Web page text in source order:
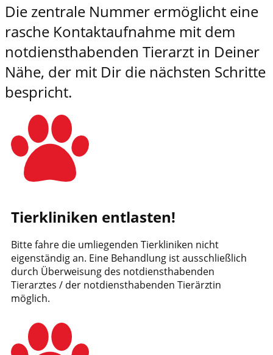
Die zentrale Nummer ermöglicht eine
rasche Kontaktaufnahme mit dem
notdiensthabenden Tierarzt in Deiner
Nähe, der mit Dir die nächsten Schritte
bespricht.
Tierkliniken entlasten!
Bitte fahre die umliegenden Tierkliniken nicht
eigenständig an. Eine Behandlung ist ausschließlich
durch Überweisung des notdiensthabenden
Tierarztes / der notdiensthabenden Tierärztin
möglich.